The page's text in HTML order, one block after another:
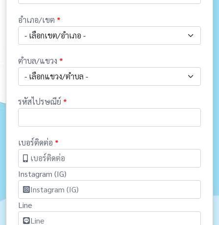
อำเภอ/เขต *
- เลือกเขต/อำเภอ -
ตำบล/แขวง *
- เลือกแขวง/ตำบล -
รหัสไปรษณีย์ *
เบอร์ติดต่อ *
Instagram (IG)
Line